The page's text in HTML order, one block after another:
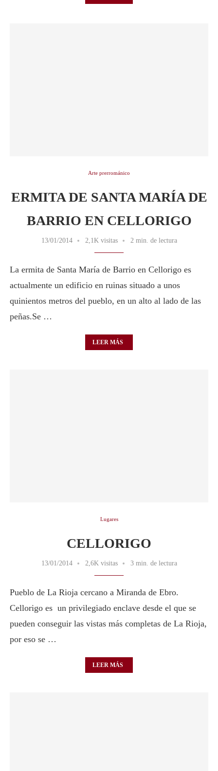
Arte prerrománico
ERMITA DE SANTA MARÍA DE
BARRIO EN CELLORIGO
13/01/2014 2,1K visitas 2 min. de lectura
La ermita de Santa María de Barrio en Cellorigo es
actualmente un edificio en ruinas situado a unos
quinientos metros del pueblo, en un alto al lado de las
peñas.Se …
LEER MÁS
Lugares
CELLORIGO
13/01/2014 2,6K visitas 3 min. de lectura
Pueblo de La Rioja cercano a Miranda de Ebro.
Cellorigo es un privilegiado enclave desde el que se
pueden conseguir las vistas más completas de La Rioja,
por eso se …
LEER MÁS